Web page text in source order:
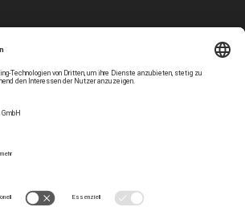
Impressum